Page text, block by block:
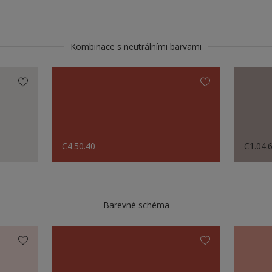
Kombinace s neutrálními barvami
C4.50.40
Barevné schéma